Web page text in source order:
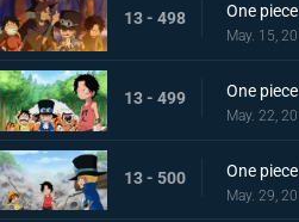
13 - 498
May. 15,
13 - 499
May. 22,
13 - 500
May. 29,